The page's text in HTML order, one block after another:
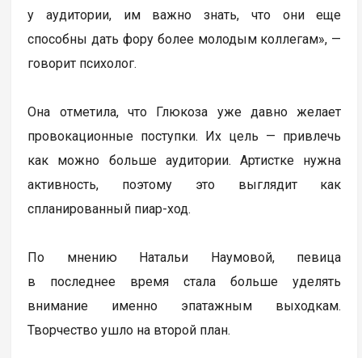
у аудитории, им важно знать, что они еще
способны дать фору более молодым коллегам», —
говорит психолог.
Она отметила, что Глюкоза уже давно желает
провокационные поступки. Их цель — привлечь
как можно больше аудитории. Артистке нужна
активность, поэтому это выглядит как
спланированный пиар-ход.
По мнению Натальи Наумовой, певица
в последнее время стала больше уделять
внимание именно эпатажным выходкам.
Творчество ушло на второй план.